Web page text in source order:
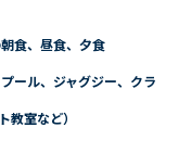
食、昼食、夕食
ール、ジャグジー、クラ
教室など）